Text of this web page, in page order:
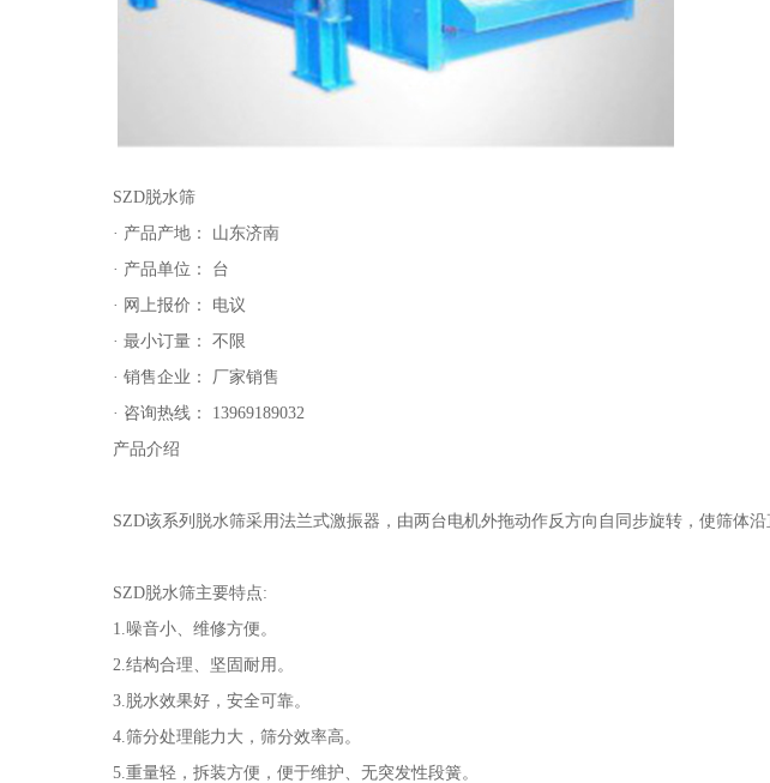
SZD脱水筛
· 产品产地： 山东济南
· 产品单位： 台
· 网上报价： 电议
· 最小订量： 不限
· 销售企业： 厂家销售
· 咨询热线： 13969189032
产品介绍
SZD该系列脱水筛采用法兰式激振器，由两台电机外拖动作反方向自同步旋转，使筛体
SZD脱水筛主要特点:
1.噪音小、维修方便。
2.结构合理、坚固耐用。
3.脱水效果好，安全可靠。
4.筛分处理能力大，筛分效率高。
5.重量轻，拆装方便，便于维护、无突发性段簧。